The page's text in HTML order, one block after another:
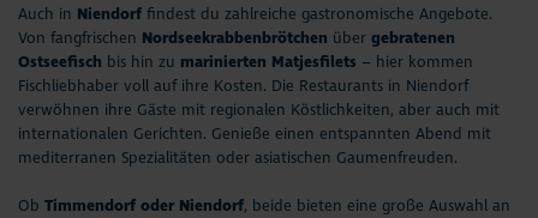
Aktuelles
#StrandMomente
Business
Auch in Niendorf findest du zahlreiche gastronomische Angebote.
Von fangfrischen Nordseekrabbenbrötchen über gebratenen
Ostseefisch bis hin zu marinierten Matjesfilets – hier kommen
Fischliebhaber voll auf ihre Kosten. Die Restaurants in Niendorf
verwöhnen ihre Gäste mit regionalen Köstlichkeiten, aber auch mit
internationalen Gerichten. Genieße einen entspannten Abend mit
mediterranen Spezialitäten oder asiatischen Gaumenfreuden.
Ob Timmendorf oder Niendorf, beide bieten eine große Auswahl an